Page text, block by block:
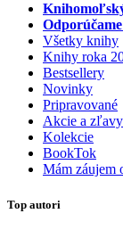
Všetky knihy
Knihy roka
Bestsellery
Novinky
Pripravované
Akcie a zľavy
Kolekcie
BookTok
Mám záujem
Top autori